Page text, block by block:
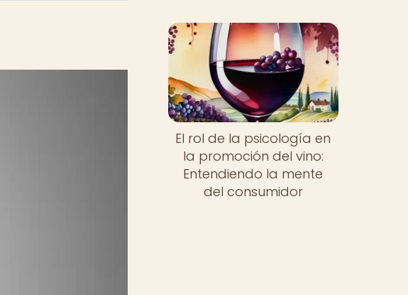
El rol de la psicología en
la promoción del vino:
Entendiendo la mente
del consumidor